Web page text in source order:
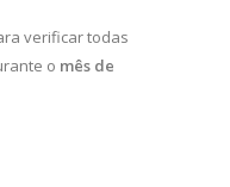
verificar todas
o mês de